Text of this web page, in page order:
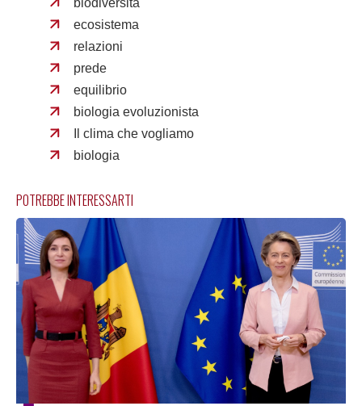
biodiversità
ecosistema
relazioni
prede
equilibrio
biologia evoluzionista
Il clima che vogliamo
biologia
POTREBBE INTERESSARTI